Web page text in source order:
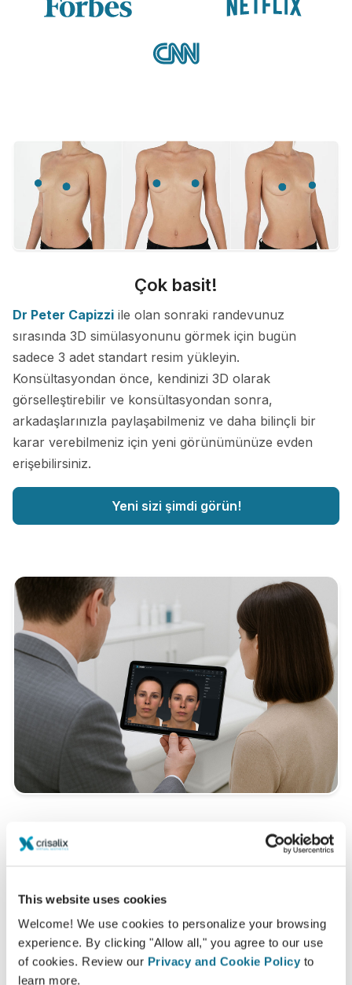
This website uses cookies
Welcome! We use cookies to personalize your browsing
experience. By clicking "Allow all," you agree to our use
of cookies. Review our Privacy and Cookie Policy to
learn more.
Çok basit!
Dr Peter Capizzi ile olan sonraki randevunuz
sırasında 3D simülasyonunu görmek için bugün
sadece 3 adet standart resim yükleyin.
Konsültasyondan önce, kendinizi 3D olarak
görselleştirebilir ve konsültasyondan sonra,
arkadaşlarınızla paylaşabilmeniz ve daha bilinçli bir
karar verebilmeniz için yeni görünümünüze evden
erişebilirsiniz.
Yeni sizi şimdi görün!
Tipik bir 3D konsültasyon nedir?
Capizzi'dan değerli tavsiyeler alırken "yeni sizi"
keşfedebileceksiniz.
3D yüz konsültasyon
3D meme konsültasyon